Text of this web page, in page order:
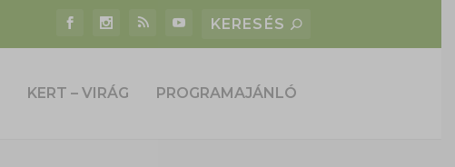
KERT – VIRÁG PROGRAMAJÁNLÓ